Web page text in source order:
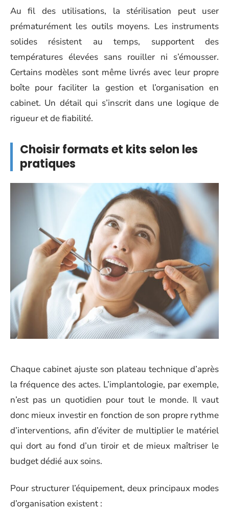
Au fil des utilisations, la stérilisation peut user
prématurément les outils moyens. Les instruments
solides résistent au temps, supportent des
températures élevées sans rouiller ni s’émousser.
Certains modèles sont même livrés avec leur propre
boîte pour faciliter la gestion et l’organisation en
cabinet. Un détail qui s’inscrit dans une logique de
rigueur et de fiabilité.
Choisir formats et kits selon les
pratiques
Chaque cabinet ajuste son plateau technique d’après
la fréquence des actes. L’implantologie, par exemple,
n’est pas un quotidien pour tout le monde. Il vaut
donc mieux investir en fonction de son propre rythme
d’interventions, afin d’éviter de multiplier le matériel
qui dort au fond d’un tiroir et de mieux maîtriser le
budget dédié aux soins.
Pour structurer l’équipement, deux principaux modes
d’organisation existent :